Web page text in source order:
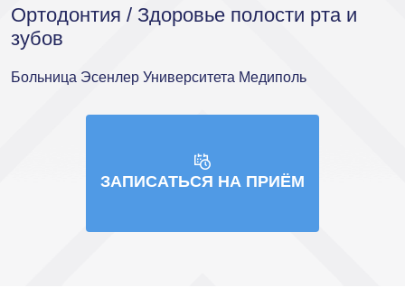
Ортодонтия / Здоровье полости рта и
зубов
Больница Эсенлер Университета Медиполь
ЗАПИСАТЬСЯ НА ПРИЁМ